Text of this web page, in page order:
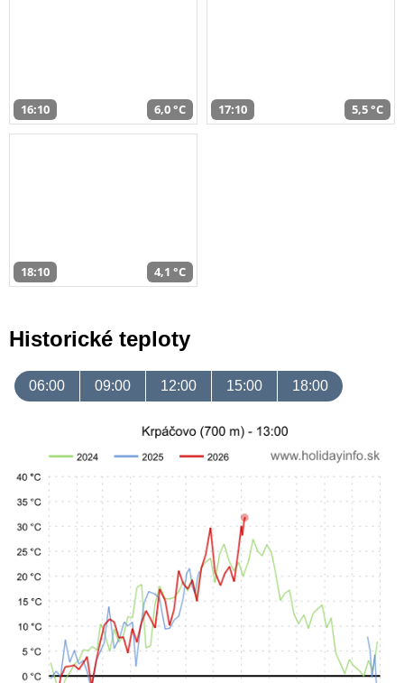
16:10 6,0 °C 17:10 5,5 °C
18:10 4,1 °C
Historické teploty
06:00 09:00 12:00 15:00 18:00